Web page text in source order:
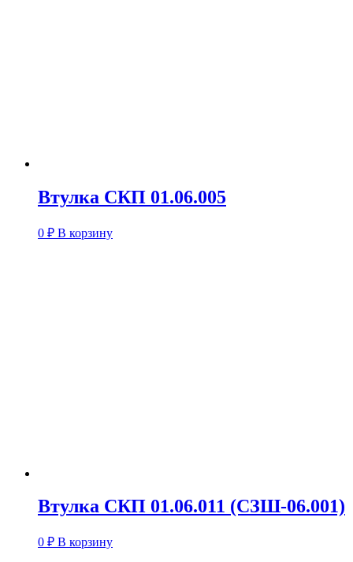
Втулка СКП 01.06.005
0 ₽ В корзину
Втулка СКП 01.06.011 (СЗШ-06.001)
0 ₽ В корзину